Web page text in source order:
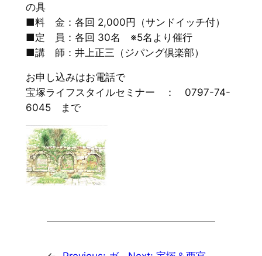
の具
■料 金：各回 2,000円（サンドイッチ付）
■定 員：各回 30名 ※5名より催行
■講 師：井上正三（ジパング倶楽部）
お申し込みはお電話で
宝塚ライフスタイルセミナー ： 0797-74-
6045 まで